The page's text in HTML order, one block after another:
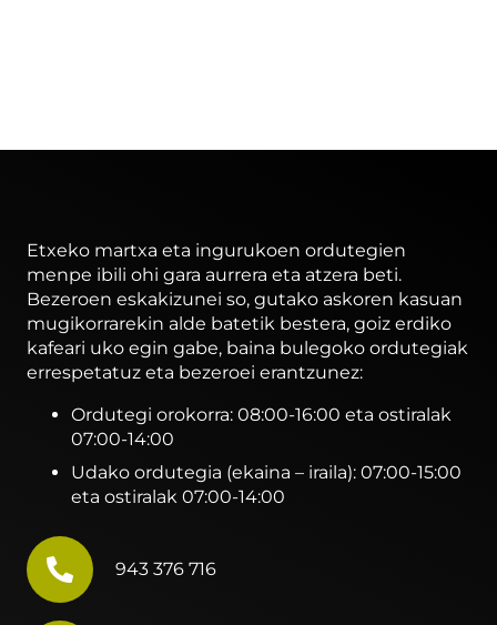
Etxeko martxa eta ingurukoen ordutegien
menpe ibili ohi gara aurrera eta atzera beti.
Bezeroen eskakizunei so, gutako askoren kasuan
mugikorrarekin alde batetik bestera, goiz erdiko
kafeari uko egin gabe, baina bulegoko ordutegiak
errespetatuz eta bezeroei erantzunez:
Ordutegi orokorra: 08:00-16:00 eta ostiralak
07:00-14:00
Udako ordutegia (ekaina – iraila): 07:00-15:00
eta ostiralak 07:00-14:00
943 376 716